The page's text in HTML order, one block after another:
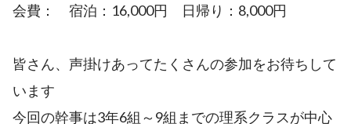
会費： 宿泊：16,000円 日帰り：8,000円
皆さん、声掛けあってたくさんの参加をお待ちして
います
今回の幹事は3年6組～9組までの理系クラスが中心